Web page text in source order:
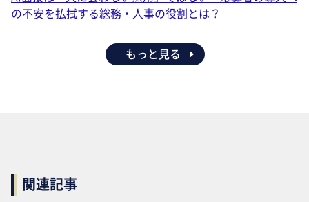
の不安を払拭する総務・人事の役割とは？
もっと見る
関連記事